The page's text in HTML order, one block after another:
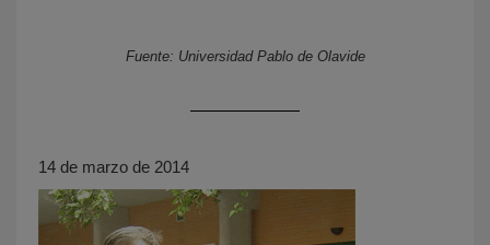
Fuente: Universidad Pablo de Olavide
14 de marzo de 2014